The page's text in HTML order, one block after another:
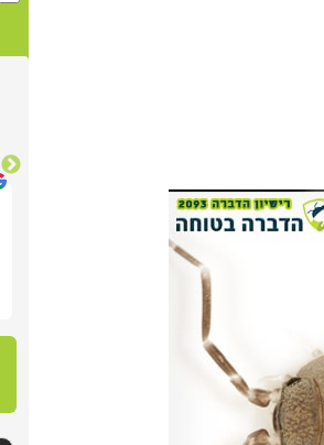
תודה על כל העזרה. התרשמנו מאוד
מנריה לויאני. הוא הגיע תוך שעה,
ביצע את העבודה מהר ונתן לנו
הסברים ברורים. כל הכבוד!